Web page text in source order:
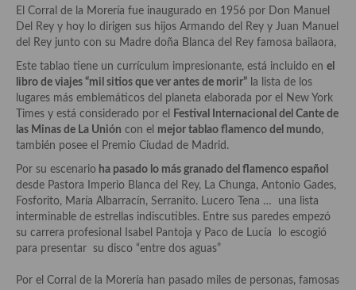
Protocolo y buenas maneras.
Ocio – restaurantes, bares, tabernas
Viajes eno-gastro-turísticos
En El Candelero
Las opiniones de la «Cocinera»
Prensa
Recetas
Acompañamientos
El Corral de la Morería fue inaugurado en 1956 por Don Manuel
Del Rey y hoy lo dirigen sus hijos Armando del Rey y Juan Manuel
del Rey junto con su Madre doña Blanca del Rey famosa bailaora,
Este tablao tiene un currículum impresionante, está incluido en el
libro de viajes “mil sitios que ver antes de morir” la lista de los
lugares más emblemáticos del planeta elaborada por el New York
Times y está considerado por el
Festival Internacional del Cante de
las Minas de La Unión con el mejor tablao flamenco del mundo,
también posee el Premio Ciudad de Madrid.
Por su escenario ha pasado lo más granado del flamenco español
desde Pastora Imperio Blanca del Rey, La Chunga, Antonio Gades,
Fosforito, María Albarracín, Serranito. Lucero Tena … una lista
interminable de estrellas indiscutibles. Entre sus paredes empezó
su carrera profesional Isabel Pantoja y Paco de Lucía lo escogió
para presentar su disco “entre dos aguas”
Por el Corral de la Morería han pasado miles de personas, famosas